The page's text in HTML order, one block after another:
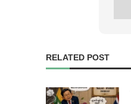
RELATED POST